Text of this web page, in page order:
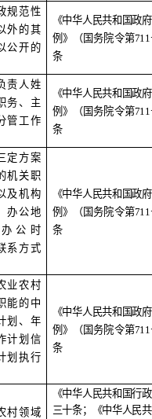
规范性
外的其
公开的
《中华人民共和国政
例》（国务院令第711
条
责人姓
务、主
管工作
《中华人民共和国政
例》（国务院令第711
条
定方案
机关职
及机构
办公地
公时
系方式
《中华人民共和国政
例》（国务院令第711
条
业农村
能的中
划、年
计划信
划执行
《中华人民共和国政
例》（国务院令第711
条
村领域
《中华人民共和国行
三十条；《中华人民